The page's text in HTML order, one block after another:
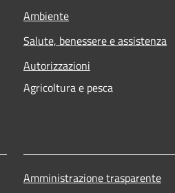
Ambiente
Salute, benessere e assistenza
Autorizzazioni
Agricoltura e pesca
Amministrazione trasparente